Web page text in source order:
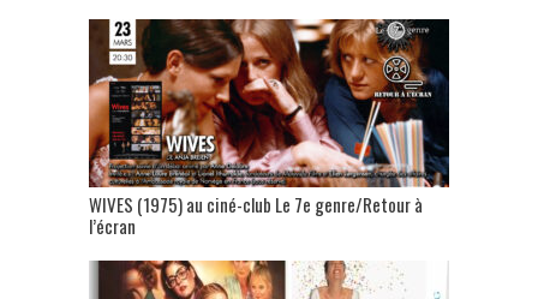
WIVES (1975) au ciné-club Le 7e genre/Retour à
l’écran